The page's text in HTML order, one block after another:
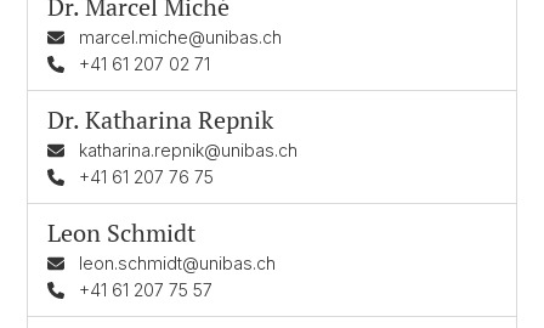
Dr.Marcel Miché
marcel.miche@unibas.ch
+41 61 207 02 71
Dr.Katharina Repnik
katharina.repnik@unibas.ch
+41 61 207 76 75
Leon Schmidt
leon.schmidt@unibas.ch
+41 61 207 75 57